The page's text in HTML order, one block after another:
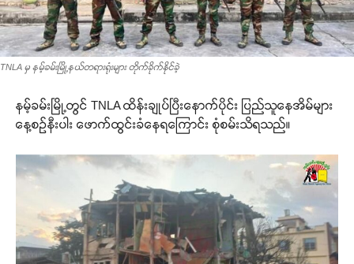
TNLA မှ နမ့်ခမ်းမြို့နယ်တရားရုံးများ တိုက်ခိုက်နိုင်ခဲ့
နမ့်ခမ်းမြို့တွင် TNLA ထိန်းချုပ်ပြီးနောက်ပိုင်း ပြည်သူနေအိမ်များ
နေ့စဉ်နီးပါး ဖောက်ထွင်းခံနေရကြောင်း စုံစမ်းသိရသည်။